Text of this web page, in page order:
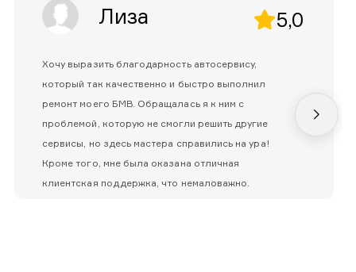
Лиза 5,0
Хочу выразить благодарность автосервису,
который так качественно и быстро выполнил
ремонт моего БМВ. Обращалась я к ним с
проблемой, которую не смогли решить другие
сервисы, но здесь мастера справились на ура!
Кроме того, мне была оказана отличная
клиентская поддержка, что немаловажно.